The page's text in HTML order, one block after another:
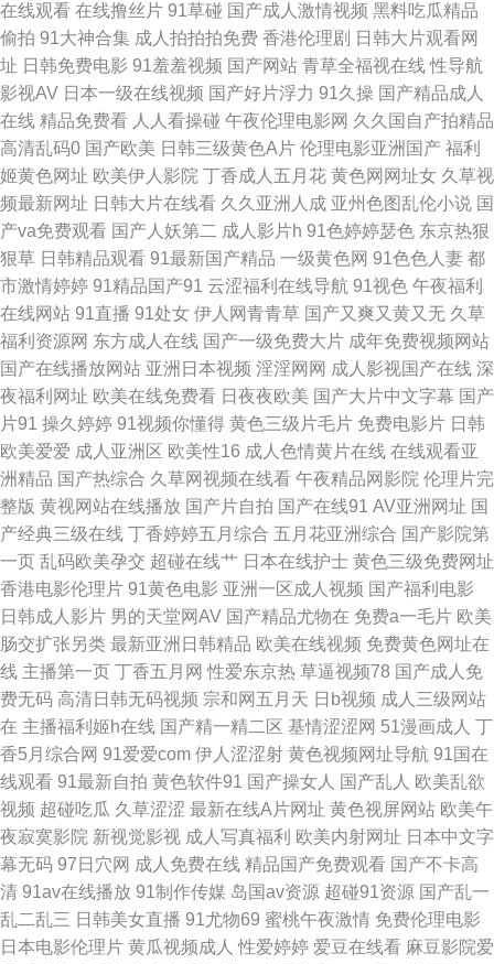
网 性爱网六月 91九色熟女老版 男人的天堂网色 91白虎丝袜萝莉 92资源超
碰在线 久艹在线视频 91传煤网站直接进入 久草福利在线免费 天天搞天天搞
天天搞 影视先锋成人无码AV 久久大伊人国产av 伊人大香蕉小说 97伊人网
九一精品首页在线观看 五月花电影av 91骚视频免费完整 变态另类av 精品国
产乱色 日韩成人第一 91乱子伦国产精 国产精成人品 蜜臀av福利在线 婷婷丁
香一区二区亚洲 91看大片 超碰人妻99 九九re视频在线观看 日韩理论在线观
看 亚洲天堂精品视频 日本一级免费播放 不卡一期二期 影音先锋AV日韩 亚州
欧美日韩综合在线 91视频在线免费 大香蕉青青久久 久久精c 影音先锋av最
新资源 www91蝌蚪自拍 阿v视频在线免费观看 影音先锋热色 www本日黄色
九一视频色综合 熟女啪啪一区二区三区 91福利精选 豆花视频午夜场 色涩叉
蜜桃 91成长人版网 91爱啪 久久二区福利 一区二区不卡国产网站 91尤物网
站在线观看 国产午夜福利一区二区 五月天四房播播影院 91爽爽 国产区精品
熟女 日本少妇黑森林17p 1024学生看片 91亚洲熟女 国产福利合集99 欧美
性爱ay 欧美成人性色影院 91在线超碰社区 男女互肏 91蝌蚪网站 国产AV福
利 欧美瘙逼 亚洲啪啪 91探花在线吃瓜 日本123不卡 五月婷最新网址 美女视
频91 91超碰色情 av资源天堂 美女影院 亚洲天堂综合激情 91社区最新网址
福利小视频1024 男人天堂com 人人人人操 a俺也要去了网址 日韩成人天堂
在线观看 在线撸丝片 91草碰 国产成人激情视频 黑料吃瓜精品
偷拍 91大神合集 成人拍拍拍免费 香港伦理剧 日韩大片观看网
址 日韩免费电影 91羞羞视频 国产网站 青草全福视在线 性导航
影视AV 日本一级在线视频 国产好片浮力 91久操 国产精品成人
在线 精品免费看 人人看操碰 午夜伦理电影网 久久国自产拍精品
高清乱码0 国产欧美 日韩三级黄色A片 伦理电影亚洲国产 福利
姬黄色网址 欧美伊人影院 丁香成人五月花 黄色网网址女 久草视
频最新网址 日韩大片在线看 久久亚洲人成 亚州色图乱伦小说 国
产va免费观看 国产人妖第二 成人影片h 91色婷婷瑟色 东京热狠
狠草 日韩精品观看 91最新国产精品 一级黄色网 91色色人妻 都
市激情婷婷 91精品国产91 云涩福利在线导航 91视色 午夜福利
在线网站 91直播 91处女 伊人网青青草 国产又爽又黄又无 久草
福利资源网 东方成人在线 国产一级免费大片 成年免费视频网站
国产在线播放网站 亚洲日本视频 淫淫网网 成人影视国产在线 深
夜福利网址 欧美在线免费看 日夜夜欧美 国产大片中文字幕 国产
片91 操久婷婷 91视频你懂得 黄色三级片毛片 免费电影片 日韩
欧美爱爱 成人亚洲区 欧美性16 成人色情黄片在线 在线观看亚
洲精品 国产热综合 久草网视频在线看 午夜精品网影院 伦理片完
整版 黄视网站在线播放 国产片自拍 国产在线91 AV亚洲网址 国
产经典三级在线 丁香婷婷五月综合 五月花亚洲综合 国产影院第
一页 乱码欧美孕交 超碰在线艹 日本在线护士 黄色三级免费网址
香港电影伦理片 91黄色电影 亚洲一区成人视频 国产福利电影
日韩成人影片 男的天堂网AV 国产精品尤物在 免费a一毛片 欧美
肠交扩张另类 最新亚洲日韩精品 欧美在线视频 免费黄色网址在
线 主播第一页 丁香五月网 性爱东京热 草逼视频78 国产成人免
费无码 高清日韩无码视频 宗和网五月天 日b视频 成人三级网站
在 主播福利姬h在线 国产精一精二区 基情涩涩网 51漫画成人 丁
香5月综合网 91爱爱com 伊人涩涩射 黄色视频网址导航 91国在
线观看 91最新自拍 黄色软件91 国产操女人 国产乱人 欧美乱欲
视频 超碰吃瓜 久草涩涩 最新在线A片网址 黄色视屏网站 欧美午
夜寂寞影院 新视觉影视 成人写真福利 欧美内射网址 日本中文字
幕无码 97日穴网 成人免费在线 精品国产免费观看 国产不卡高
清 91av在线播放 91制作传媒 岛国av资源 超碰91资源 国产乱一
乱二乱三 日韩美女直播 91尤物69 蜜桃午夜激情 免费伦理电影
日本电影伦理片 黄瓜视频成人 性爱婷婷 爱豆在线看 麻豆影院爱